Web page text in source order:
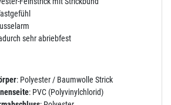
sehr abriebfest
: Polyester / Baumwolle Strick
: PVC (Polyvinylchlorid)